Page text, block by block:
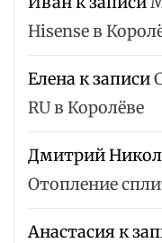
Hisense в
Еленак записи
RU в Королёве
Дмитрий
Отопление
Анастасия к